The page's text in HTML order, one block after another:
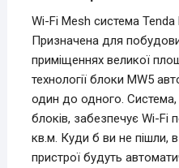
Wi-Fi Mesh система Tenda
Призначена для
приміщеннях великої
технології блоки MW5
один до одного.
блоків, забезпечує Wi-Fi
кв.м. Куди б ви не пішли,
пристрої будуть